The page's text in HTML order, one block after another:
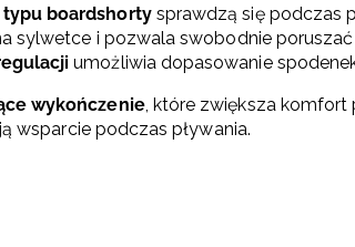
typu boardshortysprawdzą się podczas
sylwetce i pozwala swobodnie
umożliwia dopasowanie
wykończenie, które zwiększa komfort
wsparcie podczas pływania.